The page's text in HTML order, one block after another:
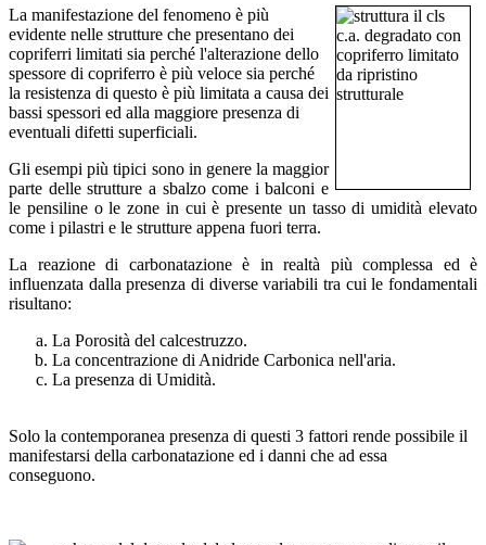
La manifestazione del fenomeno è più
evidente nelle strutture che presentano dei
copriferri limitati sia perché l'alterazione dello
spessore di copriferro è più veloce sia perché
la resistenza di questo è più limitata a causa dei
bassi spessori ed alla maggiore presenza di
eventuali difetti superficiali.
Gli esempi più tipici sono in genere la maggior
parte delle strutture a sbalzo come i balconi e
le pensiline o le zone in cui è presente un tasso di umidità elevato
come i pilastri e le strutture appena fuori terra.
La reazione di carbonatazione è in realtà più complessa ed è
influenzata dalla presenza di diverse variabili tra cui le fondamentali
risultano:
La Porosità del calcestruzzo.
La concentrazione di Anidride Carbonica nell'aria.
La presenza di Umidità.
Solo la contemporanea presenza di questi 3 fattori rende possibile il
manifestarsi della carbonatazione ed i danni che ad essa
conseguono.